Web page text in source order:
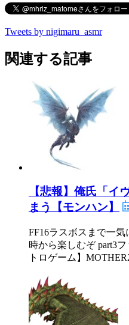
Tweets by nigimaru_asmr
関連する記事
【悲報】俺氏「イ
まう【モンハン】
FF16ラスボスまで一
時から楽しむぞ part3
トロゲーム】